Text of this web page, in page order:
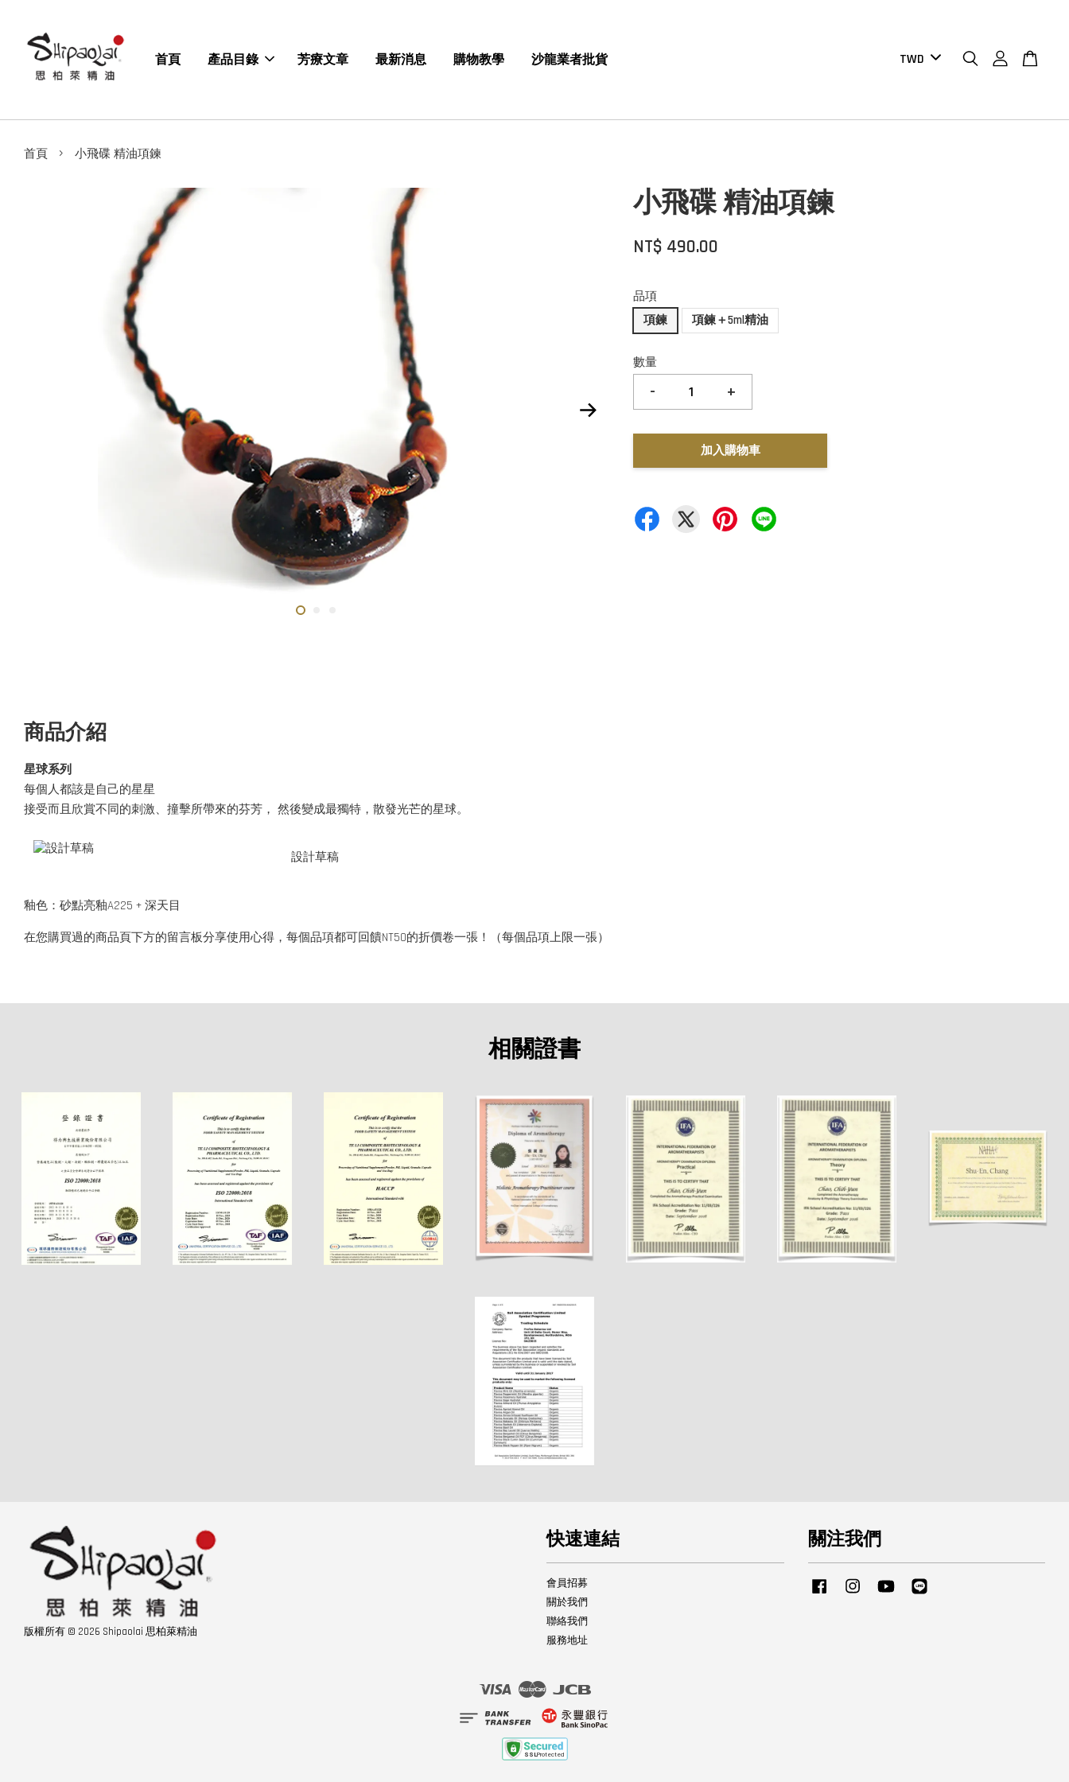
首頁 產品目錄 芳療文章 最新消息 購物教學 沙龍業者批貨
首頁 › 小飛碟 精油項鍊
小飛碟 精油項鍊
NT$ 490.00
品項
項鍊
項鍊＋5ml精油
數量
- +
加入購物車
商品介紹
星球系列
每個人都該是自己的星星
接受而且欣賞不同的刺激、撞擊所帶來的芬芳， 然後變成最獨特，散發光芒的星球。
設計草稿
釉色：砂點亮釉A225 + 深天目
在您購買過的商品頁下方的留言板分享使用心得，每個品項都可回饋NT50的折價卷一張！（每個品項上限一張）
相關證書
版權所有 © 2026 Shipaolai 思柏萊精油
快速連結
會員招募
關於我們
聯絡我們
服務地址
關注我們
Facebook InstagramYouTube
Visa Master